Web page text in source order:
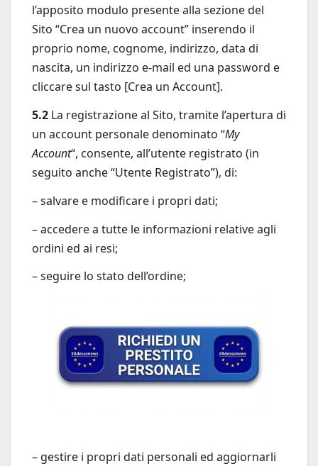
l’apposito modulo presente alla sezione del
Sito “Crea un nuovo account” inserendo il
proprio nome, cognome, indirizzo, data di
nascita, un indirizzo e-mail ed una password e
cliccare sul tasto [Crea un Account].
5.2 La registrazione al Sito, tramite l’apertura di
un account personale denominato “My
Account“, consente, all’utente registrato (in
seguito anche “Utente Registrato”), di:
– salvare e modificare i propri dati;
– accedere a tutte le informazioni relative agli
ordini ed ai resi;
– seguire lo stato dell’ordine;
– gestire i propri dati personali ed aggiornarli